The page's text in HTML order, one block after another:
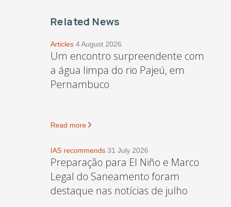
Related News
Articles 4 August 2026
Um encontro surpreendente com
a água limpa do rio Pajeú, em
Pernambuco
Read more
IAS recommends 31 July 2026
Preparação para El Niño e Marco
Legal do Saneamento foram
destaque nas notícias de julho